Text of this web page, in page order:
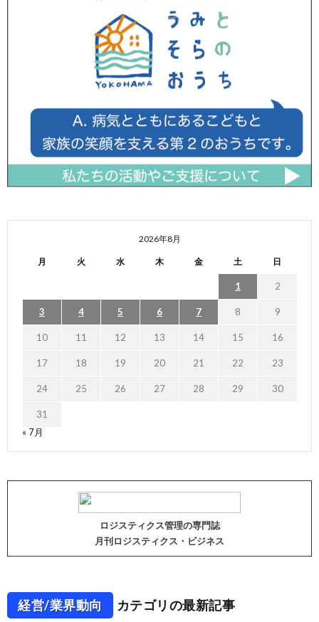
2026年8月
月 火 水 木 金 土 日
1 2
3 4 5 6 7 8 9
10 11 12 13 14 15 16
17 18 19 20 21 22 23
24 25 26 27 28 29 30
31
« 7月
ロジスティクス管理の専門誌
月刊ロジスティクス・ビジネス
経営/業界動向 カテゴリの最新記事